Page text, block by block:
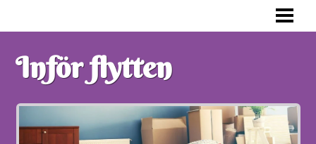
FLYTTPACKA RÄTT
VAD SKA MAN TÄNKA PÅ
BLOGG
Inför flytten